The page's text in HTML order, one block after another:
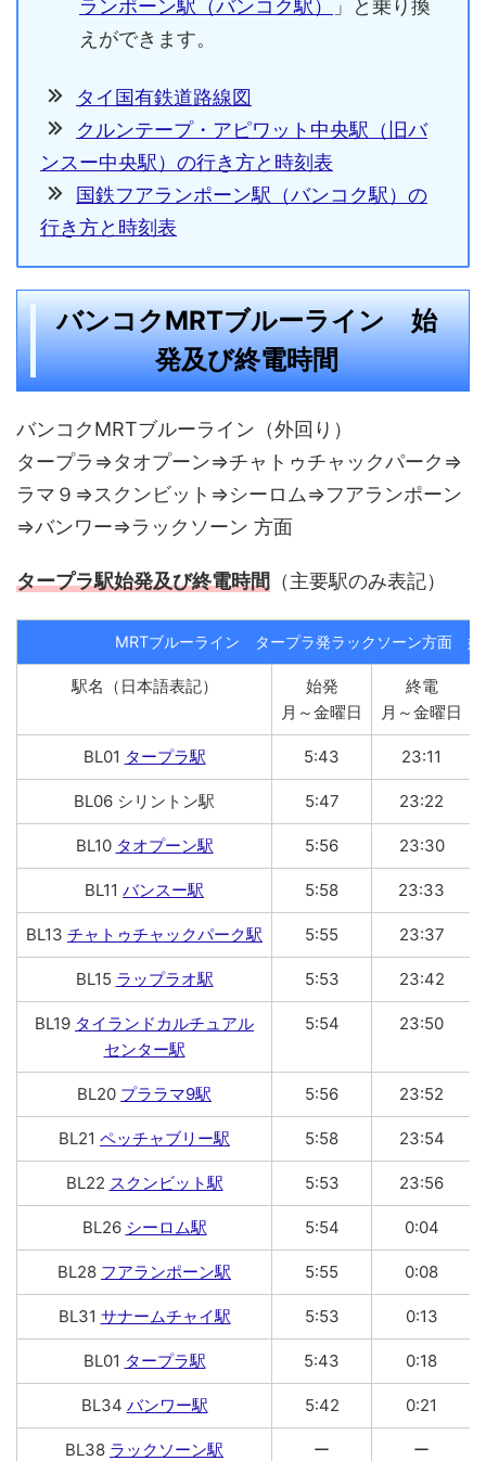
ランポーン駅（バンコク駅）
」と乗り換
えができます。
タイ国有鉄道路線図
クルンテープ・アピワット中央駅（旧バ
ンスー中央駅）の行き方と時刻表
国鉄フアランポーン駅（バンコク駅）の
行き方と時刻表
バンコクMRTブルーライン 始
発及び終電時間
バンコクMRTブルーライン（外回り）
タープラ⇒タオプーン⇒チャトゥチャックパーク⇒
ラマ９⇒スクンビット⇒シーロム⇒フアランポーン
⇒バンワー⇒ラックソーン 方面
タープラ駅始発及び終電時間 （主要駅のみ表記）
MRTブルーライン タープラ発ラックソーン方面 始
駅名（日本語表記）
始発
月～金曜日
終電
月～金曜日
BL01 タープラ駅 5:43 23:11
BL06 シリントン駅 5:47 23:22
BL10 タオプーン駅 5:56 23:30
BL11 バンスー駅 5:58 23:33
BL13 チャトゥチャックパーク駅 5:55 23:37
BL15 ラップラオ駅 5:53 23:42
BL19 タイランドカルチュアル
センター駅
5:54 23:50
BL20 プララマ9駅 5:56 23:52
BL21 ペッチャブリー駅 5:58 23:54
BL22 スクンビット駅 5:53 23:56
BL26 シーロム駅 5:54 0:04
BL28 フアランポーン駅 5:55 0:08
BL31 サナームチャイ駅 5:53 0:13
BL01 タープラ駅 5:43 0:18
BL34 バンワー駅 5:42 0:21
BL38 ラックソーン駅 ー ー